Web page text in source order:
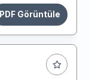
PDF Görüntüle